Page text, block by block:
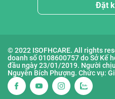
Đặt
© 2022 ISOFHCARE. All rights
doanh số 0108600757 do Sở Kế
đầu ngày 23/01/2019. Người
Nguyễn Bích Phượng. Chức vụ: